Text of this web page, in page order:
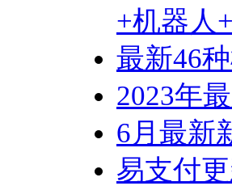
+机器人
最新46
2023年
6月最新
易支付